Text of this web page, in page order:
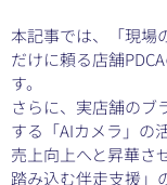
本記事では、「現場
だけに頼る店舗
す。
さらに、実店舗のブ
する「AIカメラ」の
売上向上へと昇華さ
踏み込む伴走支援」